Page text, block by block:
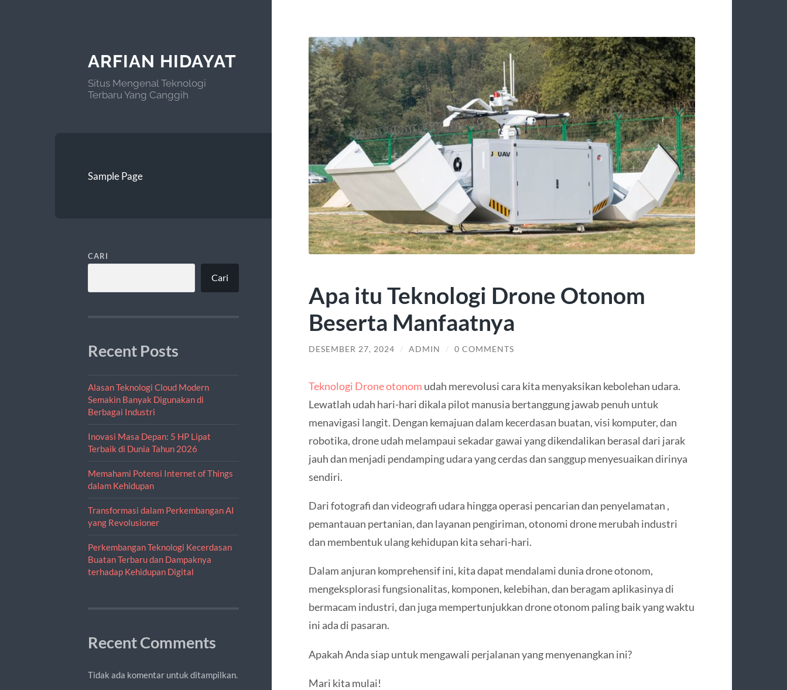
ARFIAN HIDAYAT
Situs Mengenal Teknologi
Terbaru Yang Canggih
Sample Page
CARI
Cari
Recent Posts
Alasan Teknologi Cloud Modern
Semakin Banyak Digunakan di
Berbagai Industri
Inovasi Masa Depan: 5 HP Lipat
Terbaik di Dunia Tahun 2026
Memahami Potensi Internet of Things
dalam Kehidupan
Transformasi dalam Perkembangan AI
yang Revolusioner
Perkembangan Teknologi Kecerdasan
Buatan Terbaru dan Dampaknya
terhadap Kehidupan Digital
Recent Comments
Tidak ada komentar untuk ditampilkan.
Apa itu Teknologi Drone Otonom
Beserta Manfaatnya
DESEMBER 27, 2024 / ADMIN / 0 COMMENTS
Teknologi Drone otonom udah merevolusi cara kita menyaksikan kebolehan udara.
Lewatlah udah hari-hari dikala pilot manusia bertanggung jawab penuh untuk
menavigasi langit. Dengan kemajuan dalam kecerdasan buatan, visi komputer, dan
robotika, drone udah melampaui sekadar gawai yang dikendalikan berasal dari jarak
jauh dan menjadi pendamping udara yang cerdas dan sanggup menyesuaikan dirinya
sendiri.
Dari fotografi dan videografi udara hingga operasi pencarian dan penyelamatan ,
pemantauan pertanian, dan layanan pengiriman, otonomi drone merubah industri
dan membentuk ulang kehidupan kita sehari-hari.
Dalam anjuran komprehensif ini, kita dapat mendalami dunia drone otonom,
mengeksplorasi fungsionalitas, komponen, kelebihan, dan beragam aplikasinya di
bermacam industri, dan juga mempertunjukkan drone otonom paling baik yang waktu
ini ada di pasaran.
Apakah Anda siap untuk mengawali perjalanan yang menyenangkan ini?
Mari kita mulai!